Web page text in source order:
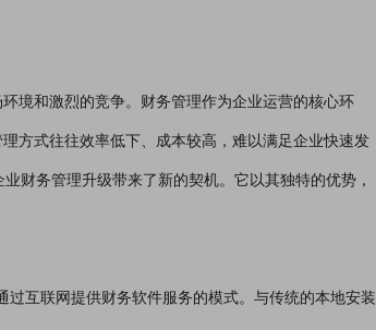
境和激烈的竞争。财务管理作为企业运营的核心环
方式往往效率低下、成本较高，难以满足企业快速发
财务管理升级带来了新的契机。它以其独特的优势，
过互联网提供财务软件服务的模式。与传统的本地安装